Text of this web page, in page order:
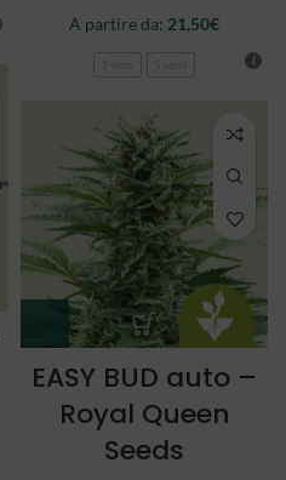
A partire da: 21,50€
EASY BUD auto –
Royal Queen
Seeds